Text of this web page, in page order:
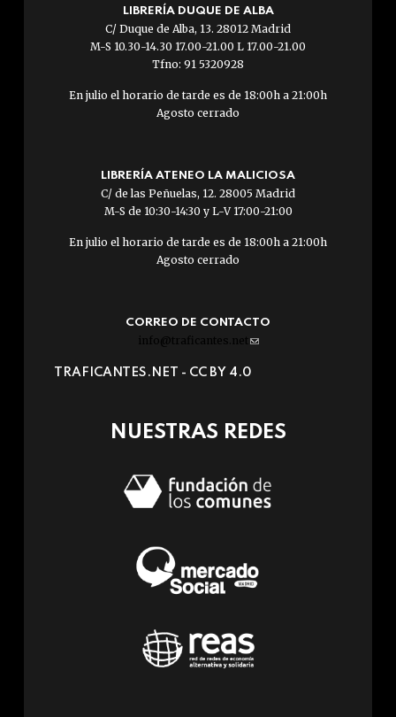
LIBRERÍA DUQUE DE ALBA
C/ Duque de Alba, 13. 28012 Madrid
M-S 10.30-14.30 17.00-21.00 L 17.00-21.00
Tfno: 91 5320928
En julio el horario de tarde es de 18:00h a 21:00h
Agosto cerrado
LIBRERÍA ATENEO LA MALICIOSA
C/ de las Peñuelas, 12. 28005 Madrid
M-S de 10:30-14:30 y L-V 17:00-21:00
En julio el horario de tarde es de 18:00h a 21:00h
Agosto cerrado
CORREO DE CONTACTO
info@traficantes.net (link
e-
TRAFICANTES.NET - CC BY 4.0
NUESTRAS REDES